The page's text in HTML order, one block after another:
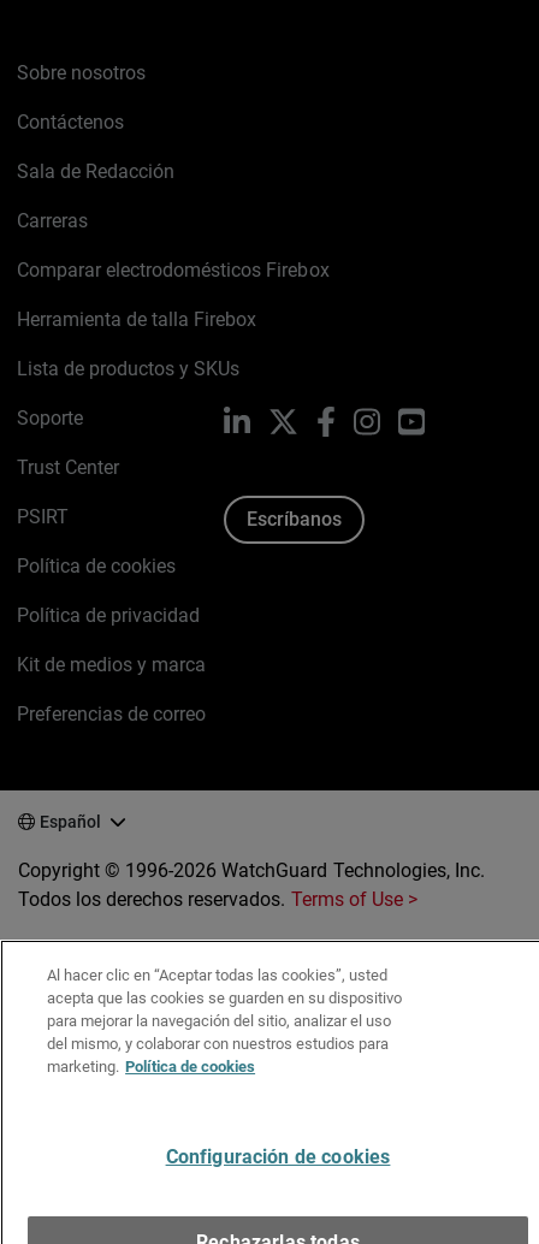
Sobre nosotros
Contáctenos
Sala de Redacción
Carreras
Comparar electrodomésticos Firebox
Herramienta de talla Firebox
Lista de productos y SKUs
Soporte
Trust Center
PSIRT
Política de cookies
Política de privacidad
Kit de medios y marca
Preferencias de correo
LinkedIn FacebookInstagramYouTube
Escríbanos
Español
Copyright © 1996-2026 WatchGuard Technologies, Inc.
Todos los derechos reservados. Terms of Use >
Al hacer clic en “Aceptar todas las cookies”, usted
acepta que las cookies se guarden en su dispositivo
para mejorar la navegación del sitio, analizar el uso
del mismo, y colaborar con nuestros estudios para
marketing. Política de cookies
Configuración de cookies